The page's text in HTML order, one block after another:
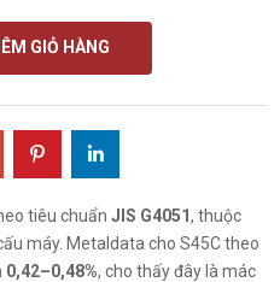
GIỎ HÀNG
tiêu chuẩn JIS G4051, thuộc
máy. Metaldata cho S45C theo
0,42–0,48%, cho thấy đây là mác